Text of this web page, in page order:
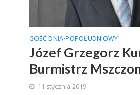
GOŚĆ DNIA•POPOŁUDNIOWY
Józef Grzegorz
Burmistrz
11 stycznia 2019